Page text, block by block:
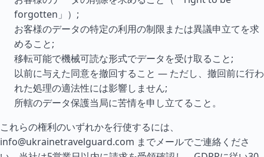
forgotten」）;
お客様のデータの特定の利用の制限または異議申立てを求
めること;
移転可能で機械可読な形式でデータを受け取ること;
以前に与えた同意を撤回すること — ただし、撤回前に行わ
れた処理の適法性には影響しません;
所轄のデータ保護当局に苦情を申し立てること。
これらの権利のいずれかを行使するには、
info@ukrainetravelguard.com までメールでご連絡くださ